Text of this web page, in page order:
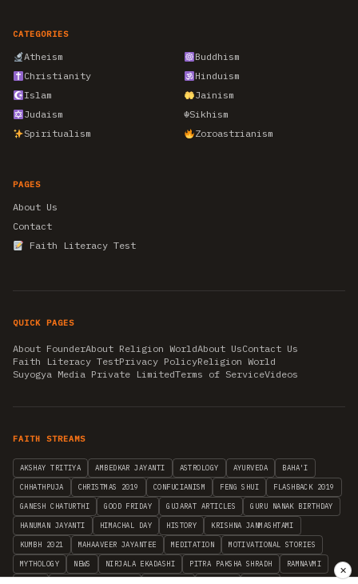
CATEGORIES
Atheism
Buddhism
Christianity
Hinduism
Islam
Jainism
Judaism
☬Sikhism
Spiritualism
Zoroastrianism
PAGES
About Us
Contact
Faith Literacy Test
QUICK PAGES
About FounderAbout Religion WorldAbout UsContact Us
Faith Literacy TestPrivacy PolicyReligion World
Suyogya Media Private LimitedTerms of ServiceVideos
FAITH STREAMS
AKSHAY TRITIYA AMBEDKAR JAYANTI ASTROLOGY AYURVEDA BAHA'I
CHHATHPUJA CHRISTMAS 2019 CONFUCIANISM FENG SHUI FLASHBACK 2019
GANESH CHATURTHI GOOD FRIDAY GUJARAT ARTICLES GURU NANAK BIRTHDAY
HANUMAN JAYANTI HIMACHAL DAY HISTORY KRISHNA JANMASHTAMI
KUMBH 2021 MAHAAVEER JAYANTEE MEDITATION MOTIVATIONAL STORIES
MYTHOLOGY NEWS NIRJALA EKADASHI PITRA PAKSHA SHRADH RAMNAVMI
✕